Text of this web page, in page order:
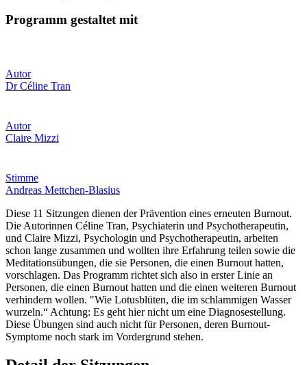
Programm gestaltet mit
Autor
Dr Céline Tran
Autor
Claire Mizzi
Stimme
Andreas Mettchen-Blasius
Diese 11 Sitzungen dienen der Prävention eines erneuten Burnout.
Die Autorinnen Céline Tran, Psychiaterin und Psychotherapeutin,
und Claire Mizzi, Psychologin und Psychotherapeutin, arbeiten
schon lange zusammen und wollten ihre Erfahrung teilen sowie die
Meditationsübungen, die sie Personen, die einen Burnout hatten,
vorschlagen. Das Programm richtet sich also in erster Linie an
Personen, die einen Burnout hatten und die einen weiteren Burnout
verhindern wollen. "Wie Lotusblüten, die im schlammigen Wasser
wurzeln.“ Achtung: Es geht hier nicht um eine Diagnosestellung.
Diese Übungen sind auch nicht für Personen, deren Burnout-
Symptome noch stark im Vordergrund stehen.